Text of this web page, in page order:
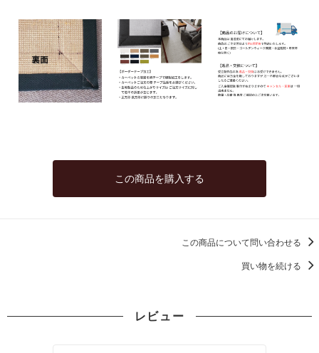
この商品を購入する
この商品について問い合わせる
買い物を続ける
レビュー